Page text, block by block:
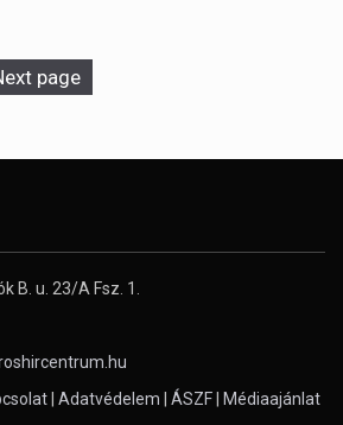
page
B. u. 23/A Fsz. 1.
Adatvédelem ÁSZF Médiaajánlat